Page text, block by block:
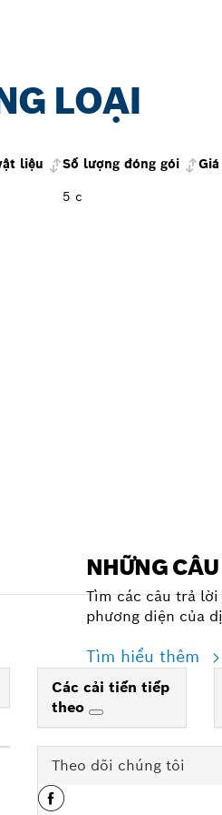
LOẠI
liệu Số lượng đóng gói Giá
5 c
NHỮNG
Tìm các câu trả
phương diện của
Tìm hiểu thêm
Các cải tiến tiếp
theo
Theo dõi chúng tôi